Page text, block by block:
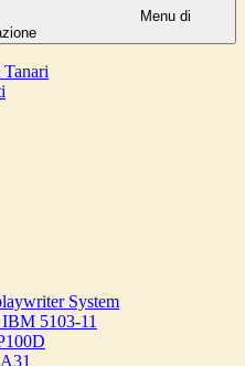
Menu di
System
5103-11